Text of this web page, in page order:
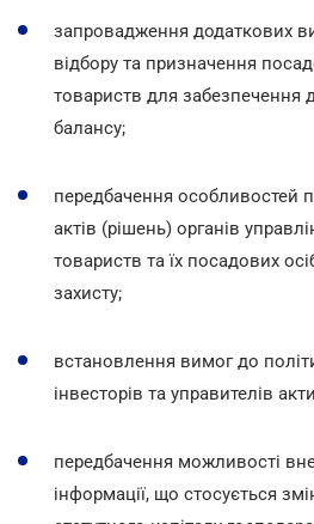
запровадження додаткових
відбору та призначення
товариств для забезпечення
балансу;
передбачення особливостей
актів (рішень) органів
товариств та їх посадових
захисту;
встановлення вимог до
інвесторів та управителів
передбачення можливості
інформації, що стосується